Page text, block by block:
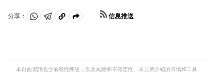
分享：
分 分 複
信息推送
本頁面資訊包含前瞻性陳述，涉及風險和不確定性。本頁所介紹的市場和工具